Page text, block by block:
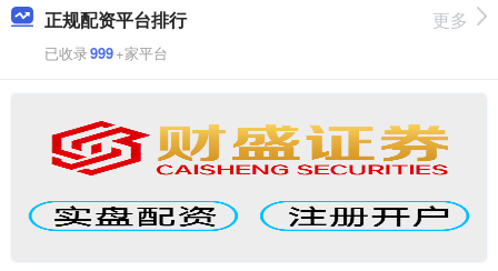
正规配资平台排行
已收录999+家平台
更多